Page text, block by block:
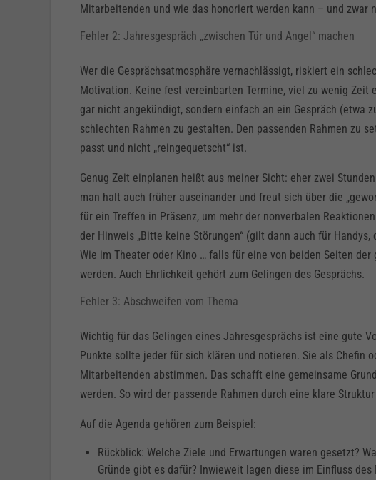
Mitarbeitenden und wie das honoriert werden kann – und zwar
Fehler 2: Jahresgespräch „zwischen Tür und Angel“ machen
Wer die Gesprächsatmosphäre vernachlässigt, riskiert ein
Motivation. Keine fest vereinbarten Termine, viel zu wenig
gar nicht angekündigt, sondern einfach an ein Gespräch (etwa
schlechten Rahmen zu gestalten. Den passenden Rahmen zu
passt und nicht „reingequetscht“ ist.
Genug Zeit einplanen heißt aus meiner Sicht: eher zwei
man halt auch früher auseinander und freut sich über die
für ein Treffen in Präsenz, um mehr der nonverbalen
der Hinweis „Bitte keine Störungen“ (gilt dann auch für
Wie im Theater oder Kino … falls für eine von beiden Seiten
werden. Auch Ehrlichkeit gehört zum Gelingen des Gesprächs.
Fehler 3: Abschweifen vom Thema
Wichtig für das Gelingen eines Jahresgesprächs ist eine gute
Punkte sollte jeder für sich klären und notieren. Sie als Chefin
Mitarbeitenden abstimmen. Das schafft eine gemeinsame
werden. So wird der passende Rahmen durch eine klare
Auf die Agenda gehören zum Beispiel:
Rückblick: Welche Ziele und Erwartungen waren gesetzt?
Gründe gibt es dafür? Inwieweit lagen diese im Einfluss